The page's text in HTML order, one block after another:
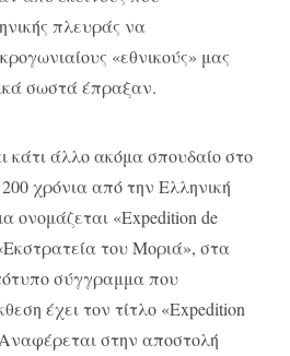
πλευράς να
«εθνικούς» μας
σωστά έπραξαν.
κάτι άλλο ακόμα σπουδαίο στο
χρόνια από την Ελληνική
ονομάζεται «Expedition de
του Μοριά», στα
σύγγραμμα που
έχει τον τίτλο «Expedition
στην αποστολή